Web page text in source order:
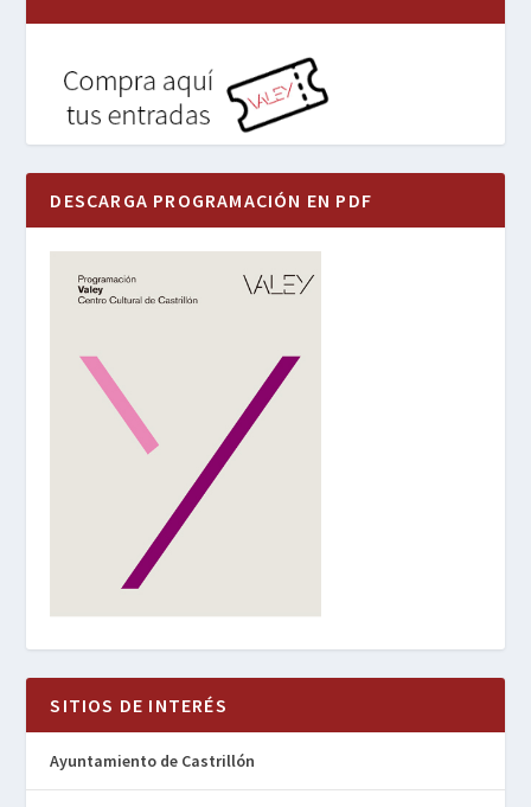
DESCARGA PROGRAMACIÓN EN PDF
SITIOS DE INTERÉS
Ayuntamiento de Castrillón